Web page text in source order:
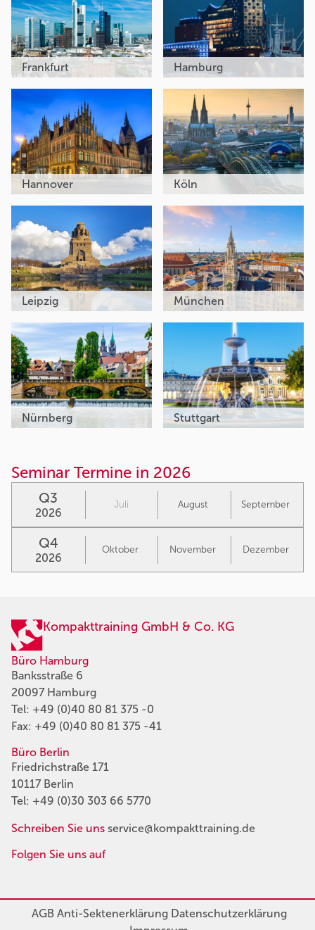
Frankfurt Hamburg
Hannover Köln
Leipzig München
Nürnberg Stuttgart
Seminar Termine in 2026
Q3
2026
Juli August September
Q4
2026
Oktober November Dezember
Kompakttraining GmbH & Co. KG
Büro Hamburg
Banksstraße 6
20097 Hamburg
Tel: +49 (0)40 80 81 375 -0
Fax: +49 (0)40 80 81 375 -41
Büro Berlin
Friedrichstraße 171
10117 Berlin
Tel: +49 (0)30 303 66 5770
Schreiben Sie uns service@kompakttraining.de
Folgen Sie uns auf
AGBAnti-SektenerklärungDatenschutzerklärung